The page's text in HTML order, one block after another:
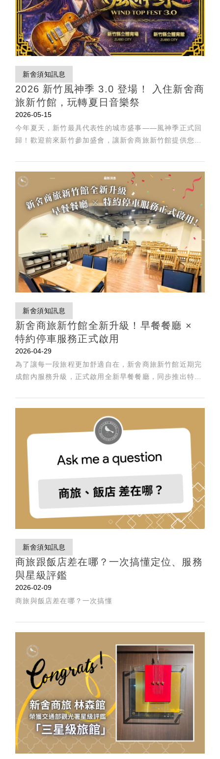
新舍須知訊息
2026 新竹風神季 3.0 登場！ 入住新舍商
旅新竹館，玩轉夏日音樂祭
2026-05-15
今年夏天，新竹最具代表性的城市盛事——風神季正式回
歸！歡迎前來新竹參加盛會，讓新舍商旅新竹館提供您最
新舍須知訊息
新舍商旅新竹館全新升級！早餐餐廳 ×
特約停車服務正式啟用
2026-04-29
為了讓每一段旅程更加舒適自在，新舍商旅新竹館近期完
成館內服務升級，正式啟用全新早餐餐廳，同步推出特約
新舍須知訊息
商旅跟飯店差在哪？一次搞懂定位、服務
與星級評鑑
2026-02-09
商旅與飯店差在哪？一次搞懂